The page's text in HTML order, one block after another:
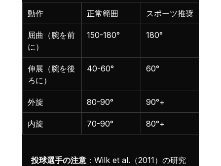
動作 正常範囲 スポーツ推奨
屈曲（腕を前
に）
150-180° 180°
伸展（腕を後
ろに）
40-60° 60°
外旋 80-90° 90°+
内旋 70-90° 80°+
投球選手の注意：Wilk et al.（2011）の研究